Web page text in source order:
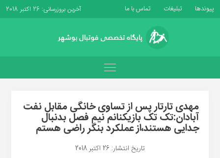
پیوندها تبلیغات تماس با ما آخرین بروزرسانی: 26 اکتبر 2018
مهدی تارتار پس از تساوی خانگی مقابل نفت
آبادان:تک تک بازیکنانم نیم فصل بدنبال
جدایی هستند،از عملکرد بنگر راضی هستم
تاریخ انتشار: 26 اکتبر 2018